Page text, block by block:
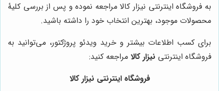
به فروشگاه اینترنتی نیزار کالا مراجعه نموده و پس از بررسی کلیۀ
محصولات موجود، بهترین انتخاب خود را داشته باشید.
برای کسب اطلاعات بیشتر و خرید ویدئو پروژکتور، می‌توانید به
فروشگاه اینترنتی نیزار کالا مراجعه کنید:
فروشگاه اینترنتی نیزار کالا